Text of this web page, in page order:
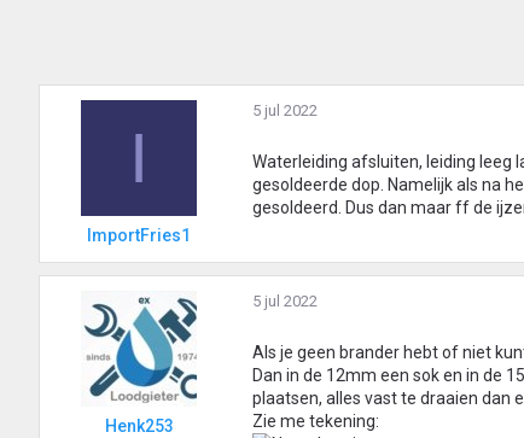
I
ImportFries1
5 jul 2022
Waterleiding afsluiten, leiding leeg
gesoldeerde dop. Namelijk als na
gesoldeerd. Dus dan maar ff de
Henk253
5 jul 2022
Als je geen brander hebt of niet
Dan in de 12mm een sok en in de
plaatsen, alles vast te draaien dan
Zie me tekening: